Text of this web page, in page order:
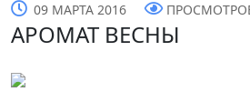
09 МАРТА 2016
АРОМАТ ВЕСНЫ